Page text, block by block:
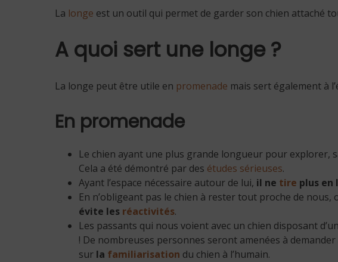
La longe est un outil qui permet de garder son chien attaché
A quoi sert une longe ?
La longe peut être utile en promenade mais sert également à
En promenade
Le chien ayant une plus grande longueur pour explorer,
Cela a été démontré par des études sérieuses.
Ayant l’espace nécessaire autour de lui, il ne tire plus en
En n’obligeant pas le chien à rester tout proche de
évite les réactivités.
Les passants qui nous voient avec un chien disposant
! De nombreuses personnes seront amenées à demander
sur la familiarisation du chien à l’humain.